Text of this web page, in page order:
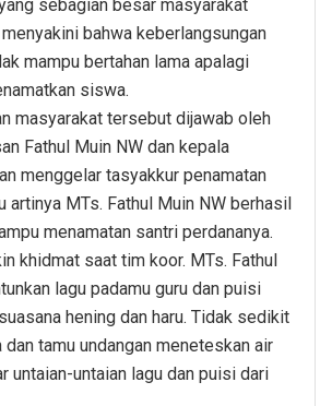
sebagian besar masyarakat
bahwa keberlangsungan
mampu bertahan lama apalagi
siswa.
masyarakat tersebut dijawab oleh
Fathul Muin NW dan kepala
menggelar tasyakkur penamatan
artinya MTs. Fathul Muin NW berhasil
menamatan santri perdananya.
khidmat saat tim koor. MTs. Fathul
lagu padamu guru dan puisi
hening dan haru. Tidak sedikit
dan tamu undangan meneteskan air
untaian-untaian lagu dan puisi dari